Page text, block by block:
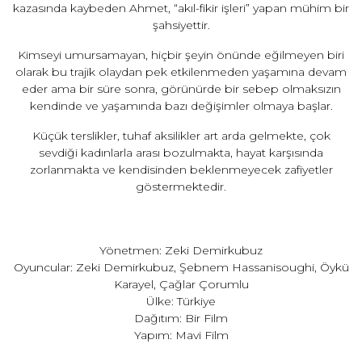
kazasında kaybeden Ahmet, “akıl-fikir işleri” yapan mühim bir
şahsiyettir.
Kimseyi umursamayan, hiçbir şeyin önünde eğilmeyen biri
olarak bu trajik olaydan pek etkilenmeden yaşamına devam
eder ama bir süre sonra, görünürde bir sebep olmaksızın
kendinde ve yaşamında bazı değişimler olmaya başlar.
Küçük terslikler, tuhaf aksilikler art arda gelmekte, çok
sevdiği kadınlarla arası bozulmakta, hayat karşısında
zorlanmakta ve kendisinden beklenmeyecek zafiyetler
göstermektedir.
Yönetmen: Zeki Demirkubuz
Oyuncular: Zeki Demirkubuz, Şebnem Hassanisoughi, Öykü
Karayel, Çağlar Çorumlu
Ülke: Türkiye
Dağıtım: Bir Film
Yapım: Mavi Film